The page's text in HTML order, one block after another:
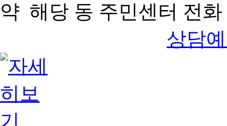
해당 동 주민센터 전
상담